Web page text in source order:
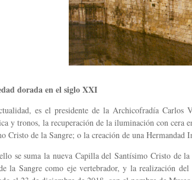
dorada en el siglo XXI
es el presidente de la Archicofradía Carlos
y tronos, la recuperación de la iluminación con cera
Cristo de la Sangre; o la creación de una Hermandad
se suma la nueva Capilla del Santísimo Cristo de
la Sangre como eje vertebrador, y la realización